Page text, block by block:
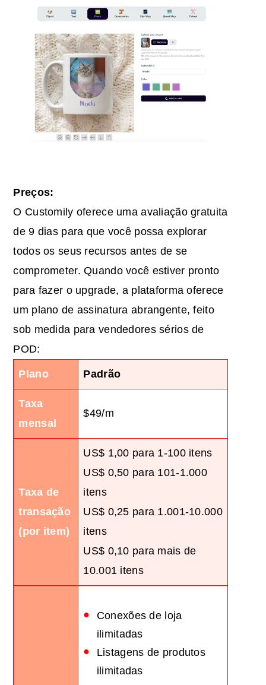
Preços:
O Customily oferece uma avaliação gratuita
de 9 dias para que você possa explorar
todos os seus recursos antes de se
comprometer. Quando você estiver pronto
para fazer o upgrade, a plataforma oferece
um plano de assinatura abrangente, feito
sob medida para vendedores sérios de
POD:
Plano Padrão
Taxa
mensal
$49/m
Taxa de
transação
(por item)
US$ 1,00 para 1-100 itens
US$ 0,50 para 101-1.000
itens
US$ 0,25 para 1.001-10.000
itens
US$ 0,10 para mais de
10.001 itens
Conexões de loja
ilimitadas
Listagens de produtos
ilimitadas